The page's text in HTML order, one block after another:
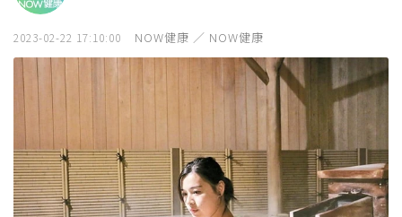
2023-02-22 17:10:00 NOW健康 ／ NOW健康